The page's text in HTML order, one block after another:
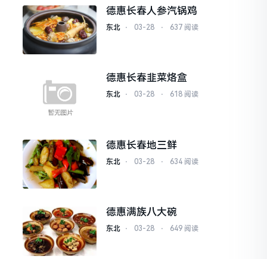
德惠长春人参汽锅鸡
东北 ⋅ 03-28 ⋅ 637 阅读
德惠长春韭菜烙盒
东北 ⋅ 03-28 ⋅ 618 阅读
德惠长春地三鲜
东北 ⋅ 03-28 ⋅ 634 阅读
德惠满族八大碗
东北 ⋅ 03-28 ⋅ 649 阅读